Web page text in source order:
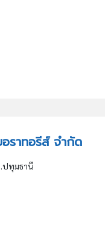
ราทอรีส์ จำกัด
ปทุมธานี